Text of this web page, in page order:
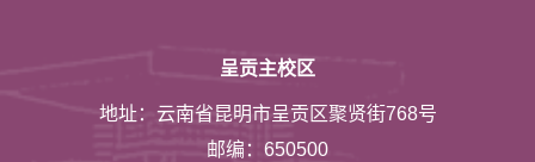
呈贡主校区
地址：云南省昆明市呈贡区聚贤街768号
邮编：650500